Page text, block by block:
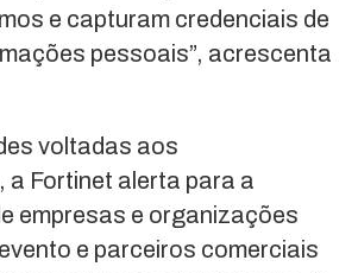
e capturam credenciais de
pessoais”, acrescenta
voltadas aos
a Fortinet alerta para a
empresas e organizações
e parceiros comerciais